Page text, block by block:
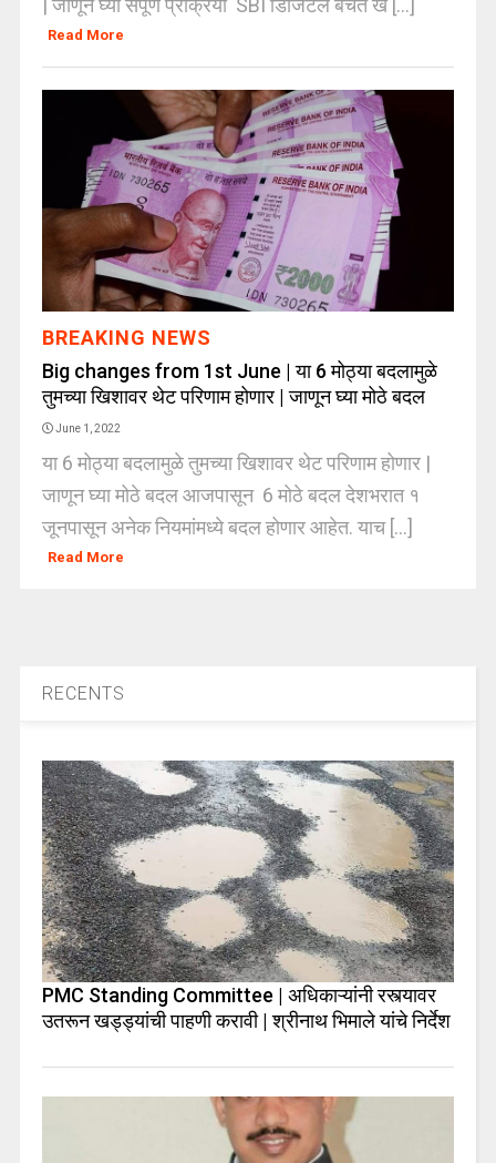
| जाणून घ्या संपूर्ण प्रक्रिया SBI डिजिटल बचत ख [...]
Read More
BREAKING NEWS
Big changes from 1st June | या 6 मोठ्या बदलामुळे
तुमच्या खिशावर थेट परिणाम होणार | जाणून घ्या मोठे बदल
June 1, 2022
या 6 मोठ्या बदलामुळे तुमच्या खिशावर थेट परिणाम होणार |
जाणून घ्या मोठे बदल आजपासून 6 मोठे बदल देशभरात १
जूनपासून अनेक नियमांमध्ये बदल होणार आहेत. याच [...]
Read More
RECENTS
PMC Standing Committee | अधिकाऱ्यांनी रस्त्यावर
उतरून खड्ड्यांची पाहणी करावी | श्रीनाथ भिमाले यांचे निर्देश